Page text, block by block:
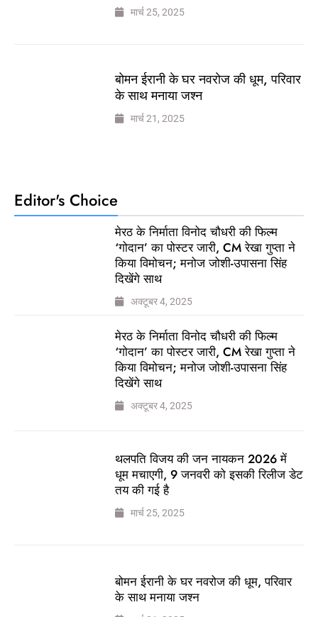
मार्च 25, 2025
बोमन ईरानी के घर नवरोज की धूम, परिवार
के साथ मनाया जश्न
मार्च 21, 2025
Editor's Choice
मेरठ के निर्माता विनोद चौधरी की फिल्म
‘गोदान’ का पोस्टर जारी, CM रेखा गुप्ता ने
किया विमोचन; मनोज जोशी-उपासना सिंह
दिखेंगे साथ
अक्टूबर 4, 2025
मेरठ के निर्माता विनोद चौधरी की फिल्म
‘गोदान’ का पोस्टर जारी, CM रेखा गुप्ता ने
किया विमोचन; मनोज जोशी-उपासना सिंह
दिखेंगे साथ
अक्टूबर 4, 2025
थलपति विजय की जन नायकन 2026 में
धूम मचाएगी, 9 जनवरी को इसकी रिलीज डेट
तय की गई है
मार्च 25, 2025
बोमन ईरानी के घर नवरोज की धूम, परिवार
के साथ मनाया जश्न